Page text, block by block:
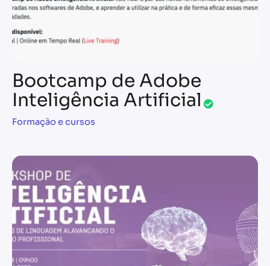
Bootcamp de Adobe
Inteligência Artificial
Formação e cursos